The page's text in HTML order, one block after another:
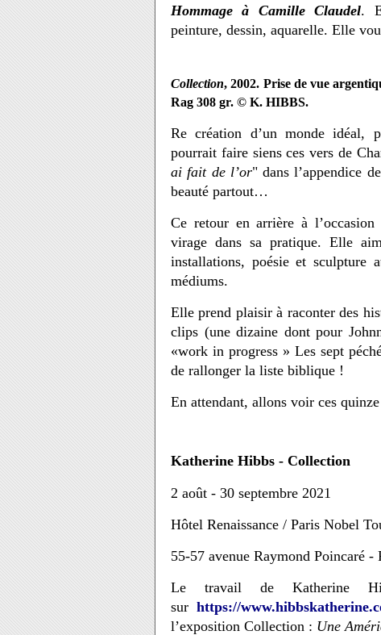
Hommage à Camille Claudel.
peinture, dessin, aquarelle. Elle
Collection, 2002. Prise de vue
Rag 308 gr. © K. HIBBS.
Re création d’un monde idéal,
pourrait faire siens ces vers de
ai fait de l’or" dans l’appendice
beauté partout…
Ce retour en arrière à
virage dans sa pratique. Elle
installations, poésie et sculpture
médiums.
Elle prend plaisir à raconter des
clips (une dizaine dont pour
«work in progress » Les sept
de rallonger la liste biblique !
En attendant, allons voir ces
Katherine Hibbs - Collection
2 août - 30 septembre 2021
Hôtel Renaissance / Paris Nobel
55-57 avenue Raymond Poincaré -
Le travail de Katherine
sur https://
l’exposition Collection : Une